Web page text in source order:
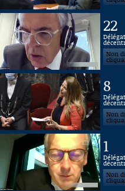
22
Non
8
Non
1
Non